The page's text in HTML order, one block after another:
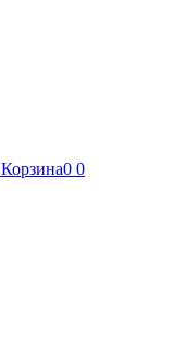
Корзина0 0